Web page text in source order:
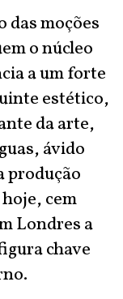
das moções
o núcleo
a um forte
estético,
da arte,
ávido
produção
cem
Londres a
chave